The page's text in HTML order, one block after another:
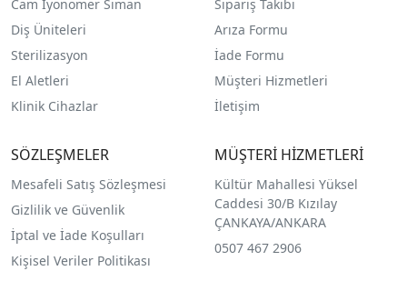
Cam İyonomer Siman
Diş Üniteleri
Sterilizasyon
El Aletleri
Klinik Cihazlar
Sipariş Takibi
Arıza Formu
İade Formu
Müşteri Hizmetleri
İletişim
SÖZLEŞMELER
Mesafeli Satış Sözleşmesi
Gizlilik ve Güvenlik
İptal ve İade Koşulları
Kişisel Veriler Politikası
MÜŞTERİ HİZMETLERİ
Kültür Mahallesi Yüksel
Caddesi 30/B Kızılay
ÇANKAYA/ANKARA
0507 467 2906